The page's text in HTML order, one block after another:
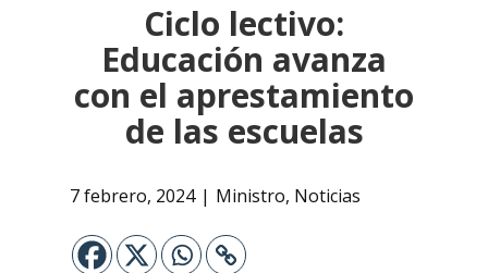
Ciclo lectivo:
Educación avanza
con el aprestamiento
de las escuelas
7 febrero, 2024 Ministro, Noticias